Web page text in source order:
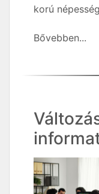
korú
Bővebben...